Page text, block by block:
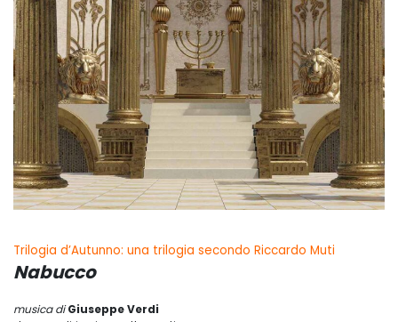
Trilogia d’Autunno: una trilogia secondo Riccardo Muti
Nabucco
musica diGiuseppe Verdi